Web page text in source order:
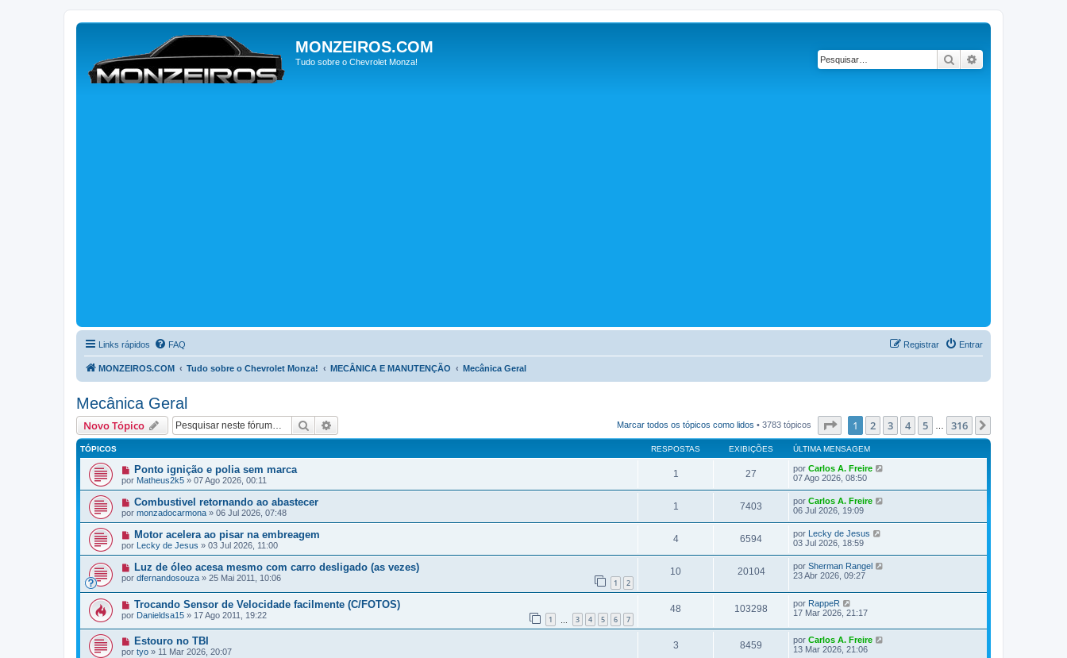
MONZEIROS.COM
Tudo sobre o Chevrolet Monza! Pesquisar
Links rápidos FAQ Entrar
Registrar
MONZEIROS.COM Tudo sobre o Chevrolet Monza! MECÂNICA E MANUTENÇÃO Mecânica Geral
Mecânica Geral
Novo Tópico Pesquisar Marcar todos os tópicos como lidos • 3783 tópicos Página1 de 316
1 2 3 4 5 316
TÓPICOS RESPOSTAS EXIBIÇÕES ÚLTIMA MENSAGEM
Ponto ignição e polia sem marca
por Matheus2k5 » 07 Ago 2026, 00:11
1 27 por Carlos A. Freire
07 Ago 2026, 08:50
Combustivel retornando ao abastecer
por monzadocarmona » 06 Jul 2026, 07:48
1 7403 por Carlos A. Freire
06 Jul 2026, 19:09
Motor acelera ao pisar na embreagem
por Lecky de Jesus » 03 Jul 2026, 11:00
4 6594 por Lecky de Jesus
03 Jul 2026, 18:59
Luz de óleo acesa mesmo com carro desligado (as vezes)
por dfernandosouza » 25 Mai 2011, 10:06 1 2
10 20104 por Sherman Rangel
23 Abr 2026, 09:27
Trocando Sensor de Velocidade facilmente (C/FOTOS)
por Danieldsa15 » 17 Ago 2011, 19:22 1 3 4 5 6 7
48 103298 por RappeR
17 Mar 2026, 21:17
Estouro no TBI
por tyo » 11 Mar 2026, 20:07
3 8459 por Carlos A. Freire
13 Mar 2026, 21:06